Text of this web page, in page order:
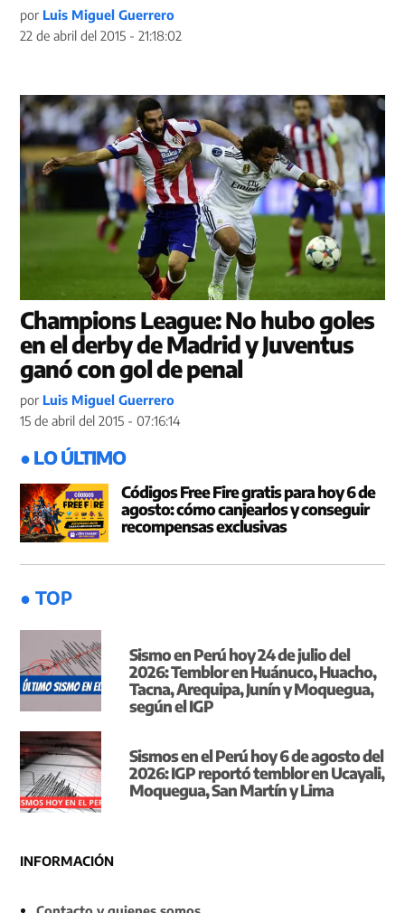
por Luis Miguel Guerrero
22 de abril del 2015 - 21:18:02
Champions League: No hubo goles
en el derby de Madrid y Juventus
ganó con gol de penal
por Luis Miguel Guerrero
15 de abril del 2015 - 07:16:14
● LO ÚLTIMO
Códigos Free Fire gratis para hoy 6 de
agosto: cómo canjearlos y conseguir
recompensas exclusivas
● TOP
Sismo en Perú hoy 24 de julio del
2026: Temblor en Huánuco, Huacho,
Tacna, Arequipa, Junín y Moquegua,
según el IGP
Sismos en el Perú hoy 6 de agosto del
2026: IGP reportó temblor en Ucayali,
Moquegua, San Martín y Lima
INFORMACIÓN